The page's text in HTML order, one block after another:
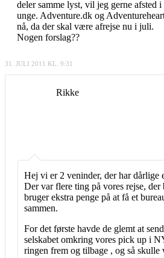
deler samme lyst, vil jeg gerne afsted
unge. Adventure.dk og
nå, da der skal være afrejse nu i juli.
Nogen forslag??
31. JULI 2011 KL. 9:31
Rikke
Hej vi er 2 veninder, der har dårlige
Der var flere ting på vores rejse,
bruger ekstra penge på at få et
sammen.
For det første havde de glemt at
selskabet omkring vores pick up i
ringen frem og tilbage , og så